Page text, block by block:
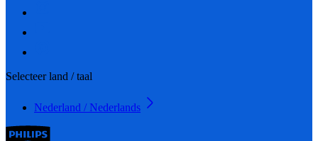
Selecteer land / taal
Nederland / Nederlands